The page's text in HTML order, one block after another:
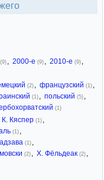
(9) , 2000-е (9) , 2010-е (9) ,
(2) , французский (1) ,
(1) , польский (5) ,
(1)
К. Кяспер (1) ,
(1) ,
(1) ,
(2) , Х. Фёльдеак (2) ,